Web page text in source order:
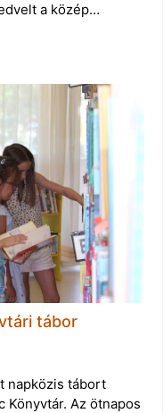
a közép…
tábor
napközis tábort
Könyvtár. Az ötnapos